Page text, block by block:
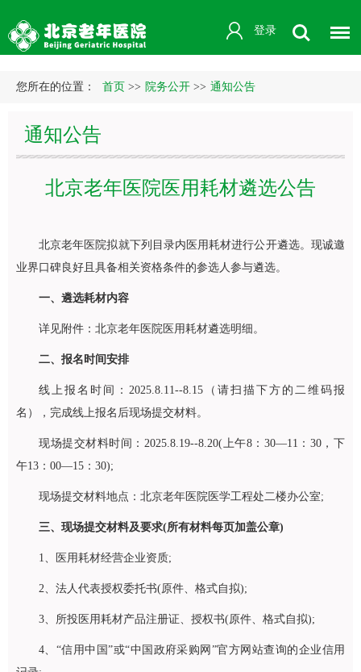
登录
您所在的位置： 首页 >> 院务公开 >> 通知公告
通知公告
北京老年医院医用耗材遴选公告
北京老年医院拟就下列目录内医用耗材进行公开遴选。现诚邀
业界口碑良好且具备相关资格条件的参选人参与遴选。
一、遴选耗材内容
详见附件：北京老年医院医用耗材遴选明细。
二、报名时间安排
线上报名时间：2025.8.11--8.15（请扫描下方的二维码报
名），完成线上报名后现场提交材料。
现场提交材料时间：2025.8.19--8.20(上午8：30—11：30，下
午13：00—15：30);
现场提交材料地点：北京老年医院医学工程处二楼办公室;
三、现场提交材料及要求(所有材料每页加盖公章)
1、医用耗材经营企业资质;
2、法人代表授权委托书(原件、格式自拟);
3、所投医用耗材产品注册证、授权书(原件、格式自拟);
4、“信用中国”或“中国政府采购网”官方网站查询的企业信用